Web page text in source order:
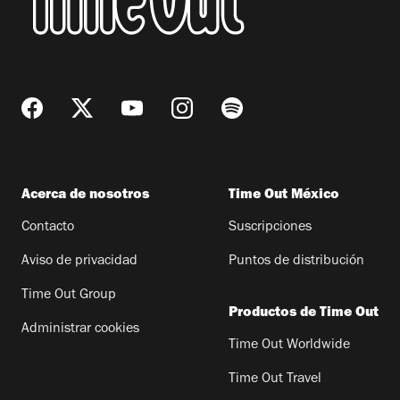
Acerca de nosotros
Contacto
Aviso de privacidad
Time Out Group
Administrar cookies
Time Out México
Suscripciones
Puntos de distribución
Productos de Time Out
Time Out Worldwide
Time Out Travel